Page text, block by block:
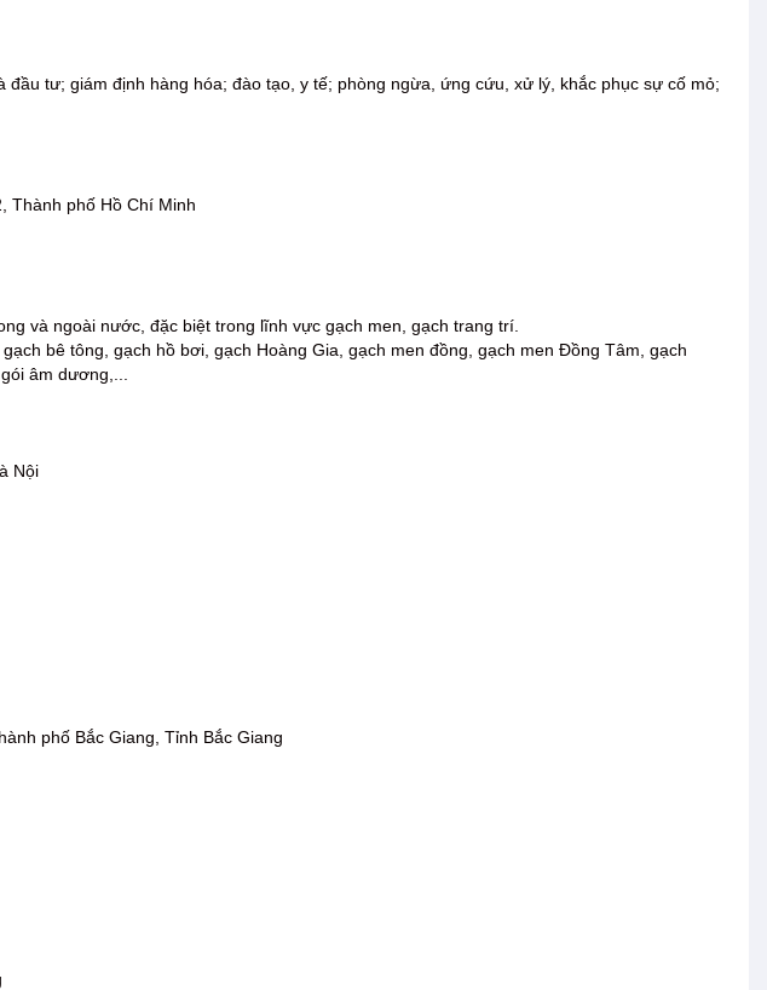
tư; giám định hàng hóa; đào tạo, y tế; phòng ngừa, ứng cứu, xử lý, khắc phục sự cố mỏ;
Thành phố Hồ Chí Minh
và ngoài nước, đặc biệt trong lĩnh vực gạch men, gạch trang trí.
bê tông, gạch hồ bơi, gạch Hoàng Gia, gạch men đồng, gạch men Đồng Tâm, gạch
âm dương,...
Nội
phố Bắc Giang, Tỉnh Bắc Giang